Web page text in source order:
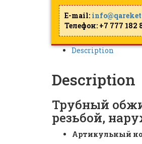
E-mail:
Телефон: +7 777 182
Description
Description
Трубный
резьбой,
Артикульный